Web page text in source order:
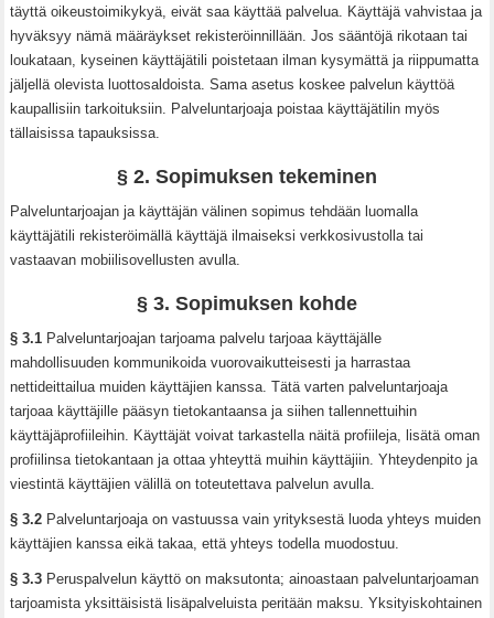
täyttä oikeustoimikykyä, eivät saa käyttää palvelua. Käyttäjä vahvistaa ja
hyväksyy nämä määräykset rekisteröinnillään. Jos sääntöjä rikotaan tai
loukataan, kyseinen käyttäjätili poistetaan ilman kysymättä ja riippumatta
jäljellä olevista luottosaldoista. Sama asetus koskee palvelun käyttöä
kaupallisiin tarkoituksiin. Palveluntarjoaja poistaa käyttäjätilin myös
tällaisissa tapauksissa.
§ 2. Sopimuksen tekeminen
Palveluntarjoajan ja käyttäjän välinen sopimus tehdään luomalla
käyttäjätili rekisteröimällä käyttäjä ilmaiseksi verkkosivustolla tai
vastaavan mobiilisovellusten avulla.
§ 3. Sopimuksen kohde
§ 3.1 Palveluntarjoajan tarjoama palvelu tarjoaa käyttäjälle
mahdollisuuden kommunikoida vuorovaikutteisesti ja harrastaa
nettideittailua muiden käyttäjien kanssa. Tätä varten palveluntarjoaja
tarjoaa käyttäjille pääsyn tietokantaansa ja siihen tallennettuihin
käyttäjäprofiileihin. Käyttäjät voivat tarkastella näitä profiileja, lisätä oman
profiilinsa tietokantaan ja ottaa yhteyttä muihin käyttäjiin. Yhteydenpito ja
viestintä käyttäjien välillä on toteutettava palvelun avulla.
§ 3.2 Palveluntarjoaja on vastuussa vain yrityksestä luoda yhteys muiden
käyttäjien kanssa eikä takaa, että yhteys todella muodostuu.
§ 3.3 Peruspalvelun käyttö on maksutonta; ainoastaan palveluntarjoaman
tarjoamista yksittäisistä lisäpalveluista peritään maksu. Yksityiskohtainen